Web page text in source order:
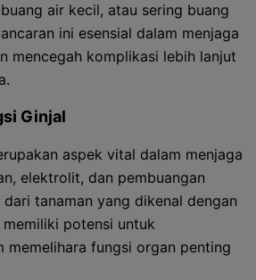
air kecil, atau sering buang
ini esensial dalam menjaga
mencegah komplikasi lebih lanjut
Ginjal
aspek vital dalam menjaga
elektrolit, dan pembuangan
tanaman yang dikenal dengan
potensi untuk
memelihara fungsi organ penting